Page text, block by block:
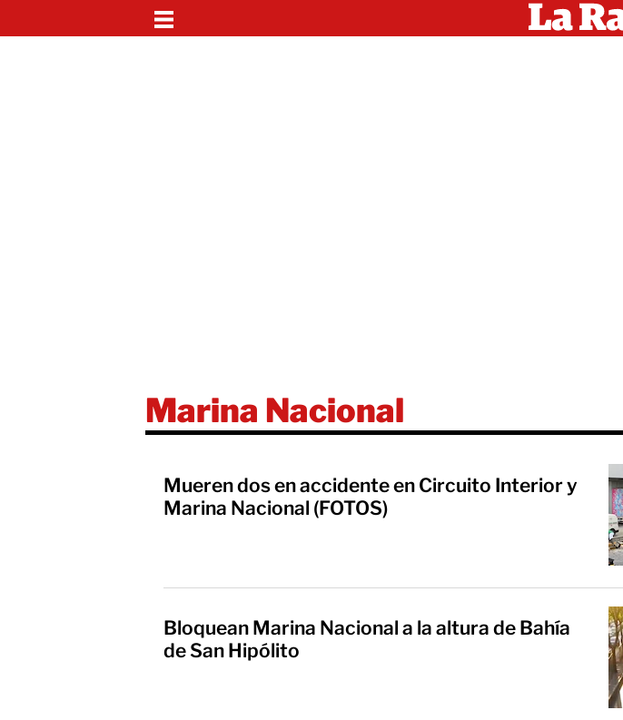
Marina Nacional
Mueren dos en accidente en Circuito Interior y
Marina Nacional (FOTOS)
Bloquean Marina Nacional a la altura de Bahía
de San Hipólito